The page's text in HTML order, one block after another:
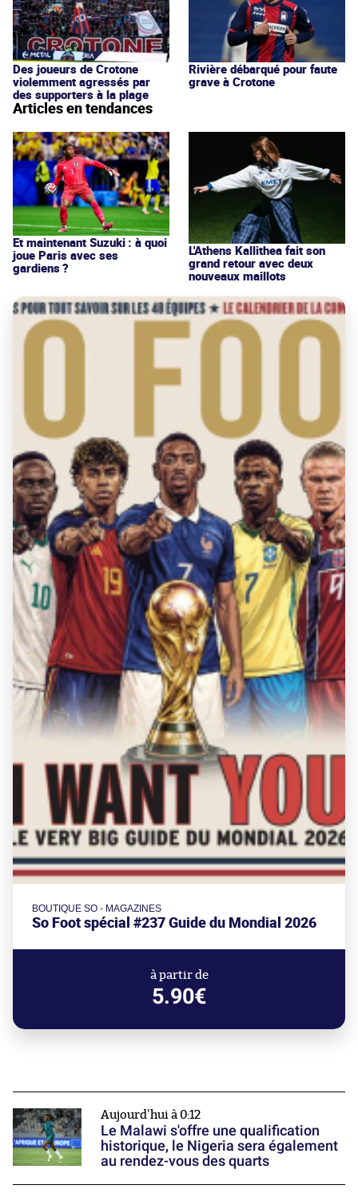
Des joueurs de Crotone
violemment agressés par
des supporters à la plage
Rivière débarqué pour faute
grave à Crotone
Articles en tendances
Et maintenant Suzuki : à quoi
joue Paris avec ses
gardiens ?
L'Athens Kallithea fait son
grand retour avec deux
nouveaux maillots
BOUTIQUE SO - MAGAZINES
So Foot spécial #237 Guide du Mondial 2026
à partir de
5.90€
Aujourd'hui à 0:12
Le Malawi s'offre une qualification
historique, le Nigeria sera également
au rendez-vous des quarts